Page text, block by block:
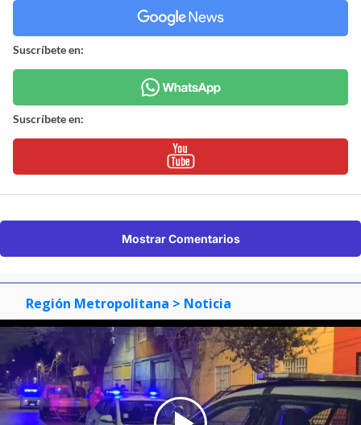
Suscríbete en:
Suscríbete en:
Mostrar Comentarios
Región Metropolitana > Noticia